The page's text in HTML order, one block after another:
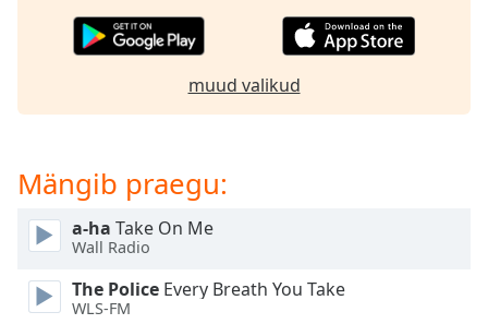
selected
Fullscreen
modal
window.
muud valikud
Mängib praegu:
a-ha Take On Me
Wall Radio
The Police Every Breath You Take
WLS-FM